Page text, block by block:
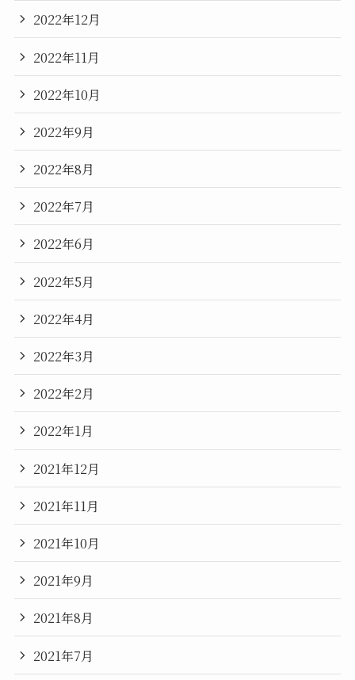
2022年12月
2022年11月
2022年10月
2022年9月
2022年8月
2022年7月
2022年6月
2022年5月
2022年4月
2022年3月
2022年2月
2022年1月
2021年12月
2021年11月
2021年10月
2021年9月
2021年8月
2021年7月